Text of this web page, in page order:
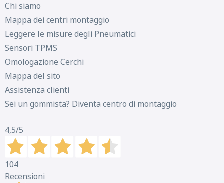
Chi siamo
Mappa dei centri montaggio
Leggere le misure degli Pneumatici
Sensori TPMS
Omologazione Cerchi
Mappa del sito
Assistenza clienti
Sei un gommista? Diventa centro di montaggio
4,5/5
104
Recensioni